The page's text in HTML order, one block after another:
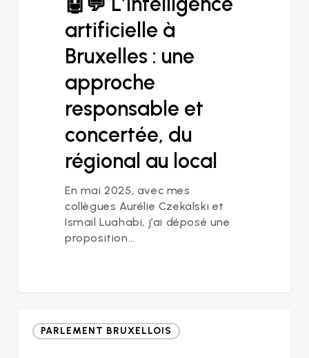
artificielle à
Bruxelles : une
approche
responsable et
concertée, du
régional au local
En mai 2025, avec mes
collègues Aurélie Czekalski et
Ismail Luahabi, j’ai déposé une
proposition…
seul PARLEMENT BRUXELLOIS